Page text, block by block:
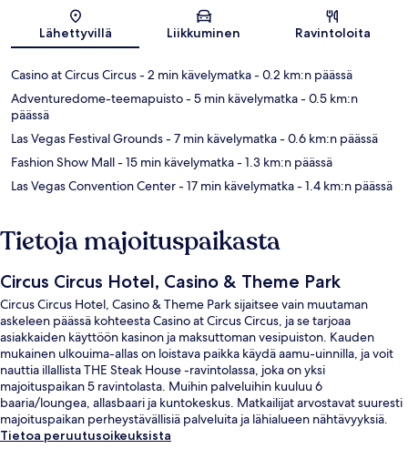
Kartta
Lähettyvillä Liikkuminen Ravintoloita
Casino at Circus Circus- 2 min kävelymatka- 0.2 km:n päässä
Adventuredome-teemapuisto- 5 min kävelymatka- 0.5 km:n
päässä
Las Vegas Festival Grounds- 7 min kävelymatka- 0.6 km:n päässä
Fashion Show Mall- 15 min kävelymatka- 1.3 km:n päässä
Las Vegas Convention Center- 17 min kävelymatka- 1.4 km:n päässä
Tietoja majoituspaikasta
Circus Circus Hotel, Casino & Theme Park
Circus Circus Hotel, Casino & Theme Park sijaitsee vain muutaman
askeleen päässä kohteesta Casino at Circus Circus, ja se tarjoaa
asiakkaiden käyttöön kasinon ja maksuttoman vesipuiston. Kauden
mukainen ulkouima-allas on loistava paikka käydä aamu-uinnilla, ja voit
nauttia illallista THE Steak House -ravintolassa, joka on yksi
majoituspaikan 5 ravintolasta. Muihin palveluihin kuuluu 6
baaria/loungea, allasbaari ja kuntokeskus. Matkailijat arvostavat suuresti
majoituspaikan perheystävällisiä palveluita ja lähialueen nähtävyyksiä.
Majoituspaikka sijaitsee lyhyen kävelymatkan päässä julkisen liikenteen
Tietoa peruutusoikeuksista